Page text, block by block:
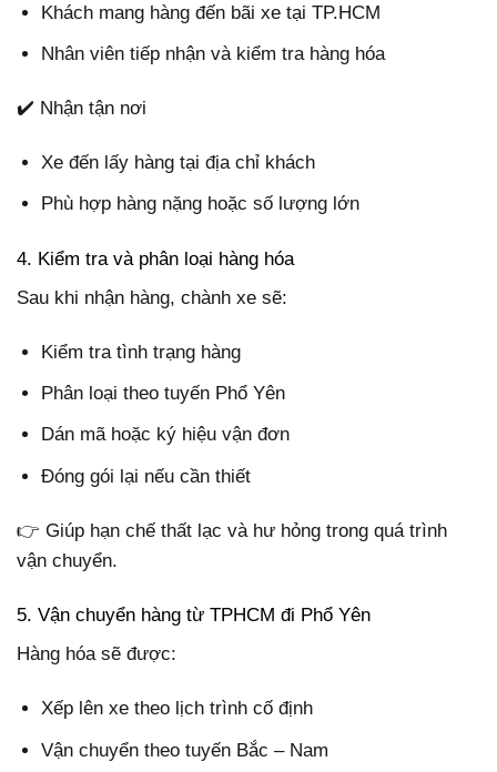
Khách mang hàng đến bãi xe tại TP.HCM
Nhân viên tiếp nhận và kiểm tra hàng hóa
✔️ Nhận tận nơi
Xe đến lấy hàng tại địa chỉ khách
Phù hợp hàng nặng hoặc số lượng lớn
4. Kiểm tra và phân loại hàng hóa
Sau khi nhận hàng, chành xe sẽ:
Kiểm tra tình trạng hàng
Phân loại theo tuyến Phổ Yên
Dán mã hoặc ký hiệu vận đơn
Đóng gói lại nếu cần thiết
👉 Giúp hạn chế thất lạc và hư hỏng trong quá trình
vận chuyển.
5. Vận chuyển hàng từ TPHCM đi Phổ Yên
Hàng hóa sẽ được:
Xếp lên xe theo lịch trình cố định
Vận chuyển theo tuyến Bắc – Nam